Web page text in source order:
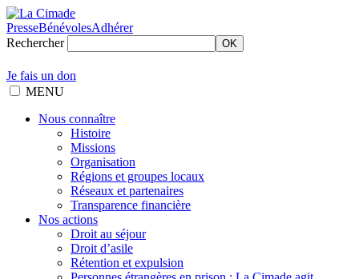
PresseBénévolesAdhérer
Rechercher
OK
Je fais un don
MENU
Nous connaître
Histoire
Missions
Organisation
Régions et groupes locaux
Réseaux et partenaires
Transparence financière
Nos actions
Droit au séjour
Droit d’asile
Rétention et expulsion